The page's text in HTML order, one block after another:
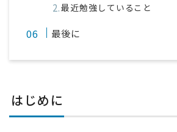
最近勉強していること
最後に
はじめに